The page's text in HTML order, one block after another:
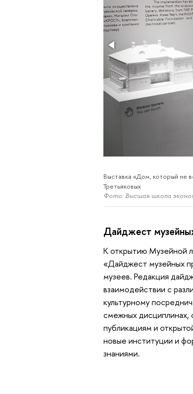
Выставка «Дом, который не
Третьяковых
Фото: Высшая школа
Дайджест
К открытию Музейной
«Дайджест музейных
музеев. Редакция
взаимодействии с
культурному
смежных дисциплинах,
публикациям и
новые институции и
знаниями.